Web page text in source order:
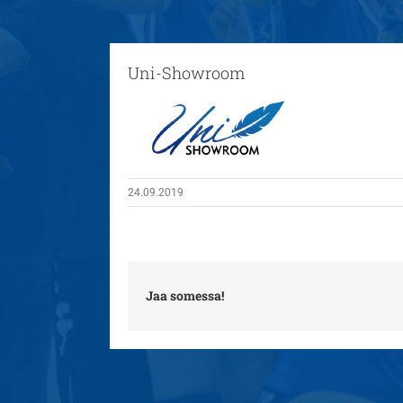
Uni-Showroom
24.09.2019
Jaa somessa!